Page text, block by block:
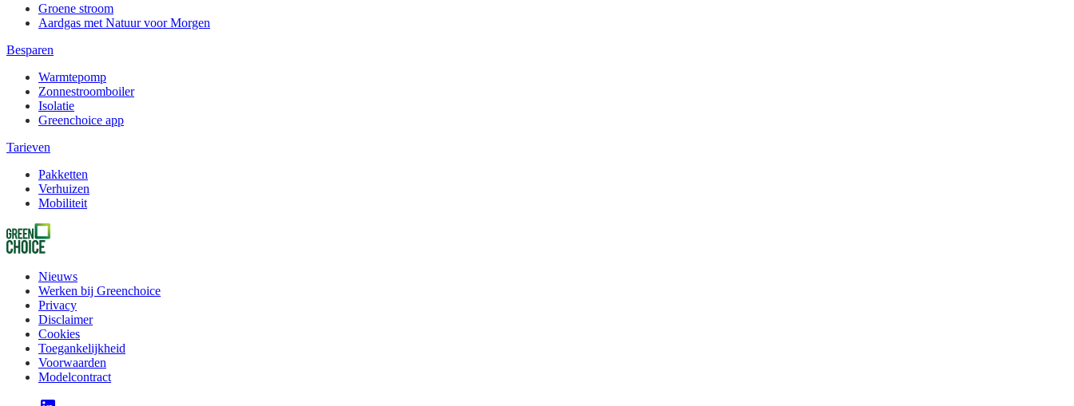
Groene stroom
Aardgas met Natuur voor Morgen
Besparen
Warmtepomp
Zonnestroomboiler
Isolatie
Greenchoice app
Tarieven
Pakketten
Verhuizen
Mobiliteit
Nieuws
Werken bij Greenchoice
Privacy
Disclaimer
Cookies
Toegankelijkheid
Voorwaarden
Modelcontract